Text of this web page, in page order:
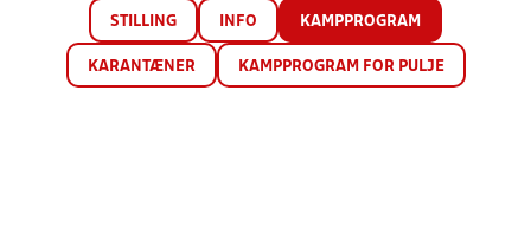
STILLING INFO KAMPPROGRAM
KARANTÆNER KAMPPROGRAM FOR PULJE